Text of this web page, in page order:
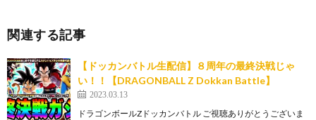
関連する記事
【ドッカンバトル生配信】８周年の最終決戦じゃ
い！！【DRAGONBALL Z Dokkan Battle】
2023.03.13
ドラゴンボールZドッカンバトル ご視聴ありがとうございま